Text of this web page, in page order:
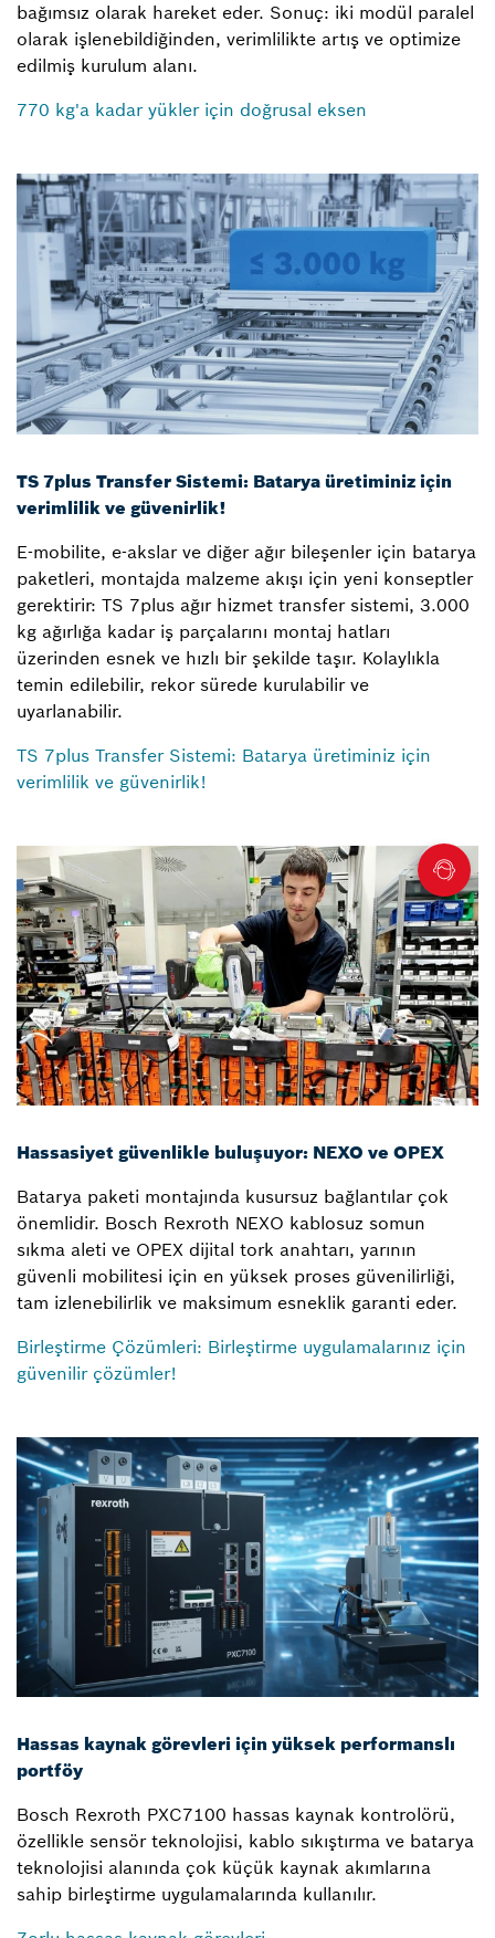
bağımsız olarak hareket eder. Sonuç: iki modül paralel
olarak işlenebildiğinden, verimlilikte artış ve optimize
edilmiş kurulum alanı.
770 kg'a kadar yükler için doğrusal eksen
TS 7plus Transfer Sistemi: Batarya üretiminiz için
verimlilik ve güvenirlik!
E-mobilite, e-akslar ve diğer ağır bileşenler için batarya
paketleri, montajda malzeme akışı için yeni konseptler
gerektirir: TS 7plus ağır hizmet transfer sistemi, 3.000
kg ağırlığa kadar iş parçalarını montaj hatları
üzerinden esnek ve hızlı bir şekilde taşır. Kolaylıkla
temin edilebilir, rekor sürede kurulabilir ve
uyarlanabilir.
TS 7plus Transfer Sistemi: Batarya üretiminiz için
verimlilik ve güvenirlik!
Hassasiyet güvenlikle buluşuyor: NEXO ve OPEX
Batarya paketi montajında kusursuz bağlantılar çok
önemlidir. Bosch Rexroth NEXO kablosuz somun
sıkma aleti ve OPEX dijital tork anahtarı, yarının
güvenli mobilitesi için en yüksek proses güvenilirliği,
tam izlenebilirlik ve maksimum esneklik garanti eder.
Birleştirme Çözümleri: Birleştirme uygulamalarınız için
güvenilir çözümler!
Hassas kaynak görevleri için yüksek performanslı
portföy
Bosch Rexroth PXC7100 hassas kaynak kontrolörü,
özellikle sensör teknolojisi, kablo sıkıştırma ve batarya
teknolojisi alanında çok küçük kaynak akımlarına
sahip birleştirme uygulamalarında kullanılır.